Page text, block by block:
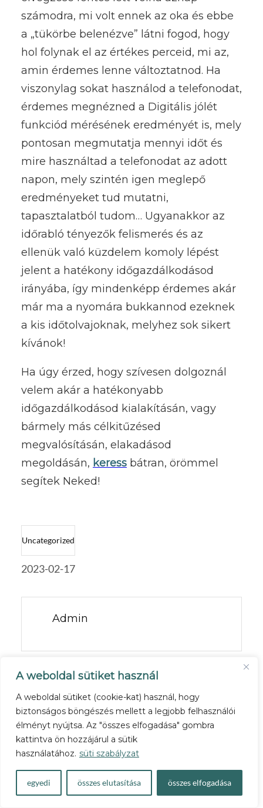
A weboldal sütiket használ
A weboldal sütiket (cookie-kat) használ, hogy
biztonságos böngészés mellett a legjobb felhasználói
élményt nyújtsa. Az "összes elfogadása" gombra
kattintva ön hozzájárul a sütik
használatához. süti szabályzat
egyedi összes elutasítása összes elfogadása
számodra, mi volt ennek az oka és ebbe
a „tükörbe belenézve” látni fogod, hogy
hol folynak el az értékes perceid, mi az,
amin érdemes lenne változtatnod. Ha
viszonylag sokat használod a telefonodat,
érdemes megnézned a Digitális jólét
funkciód mérésének eredményét is, mely
pontosan megmutatja mennyi időt és
mire használtad a telefonodat az adott
napon, mely szintén igen meglepő
eredményeket tud mutatni,
tapasztalatból tudom… Ugyanakkor az
időrabló tényezők felismerés és az
ellenük való küzdelem komoly lépést
jelent a hatékony időgazdálkodásod
irányába, így mindenképp érdemes akár
már ma a nyomára bukkannod ezeknek
a kis időtolvajoknak, melyhez sok sikert
kívánok!
Ha úgy érzed, hogy szívesen dolgoznál
velem akár a hatékonyabb
időgazdálkodásod kialakításán, vagy
bármely más célkitűzésed
megvalósításán, elakadásod
megoldásán, keress bátran, örömmel
segítek Neked!
Uncategorized
2023-02-17
Admin
PREV POST
ÚGY SZERESD, AHOGY
SZERETNÉ, HOGY SZERESSED…
A HATÉKONY